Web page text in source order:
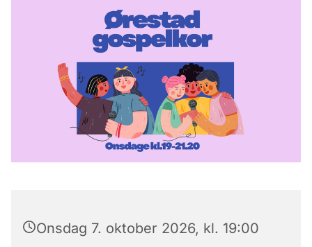
Onsdag 7. oktober 2026, kl. 19:00